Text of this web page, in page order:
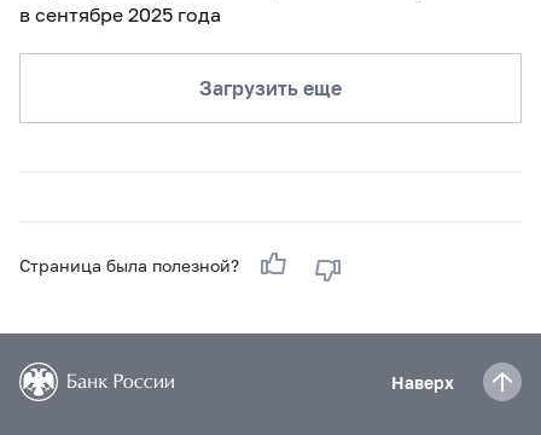
в сентябре 2025 года
Загрузить еще
Страница была полезной?
Наверх